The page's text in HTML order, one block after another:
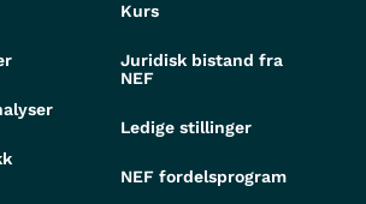
Kurs
Juridisk bistand fra
NEF
Ledige stillinger
NEF fordelsprogram